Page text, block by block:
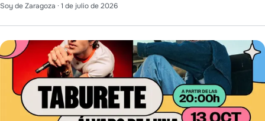
Soy de Zaragoza · 1 de julio de 2026